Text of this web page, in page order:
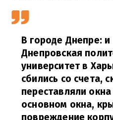
В городе Днепре: и
Днепровская
университет в
сбились со счета,
переставляли
основном окна,
повреждение